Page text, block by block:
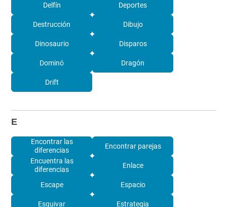
Delfín Deportes
Destrucción Dibujo
Dinosaurio Disparos
Dominó Dragón
Drift
E
Encontrar las
diferencias
Encontrar parejas
Encuentra las
diferencias
Enlace
Escape Espacio
Esquivar Estrategia